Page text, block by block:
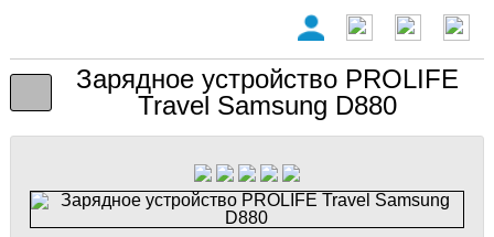
Зарядное устройство PROLIFE
Travel Samsung D880